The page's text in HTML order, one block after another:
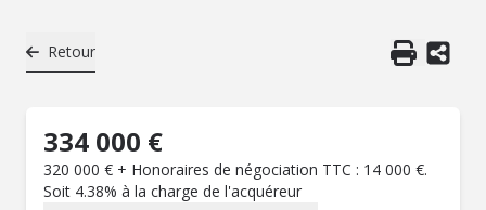
Retour
334 000 €
320 000 € + Honoraires de négociation TTC : 14 000 €.
Soit 4.38% à la charge de l'acquéreur